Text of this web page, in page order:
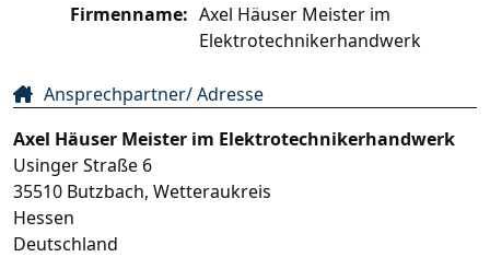
Firmenname: Axel Häuser Meister im
Elektrotechnikerhandwerk
Ansprechpartner/ Adresse
Axel Häuser Meister im Elektrotechnikerhandwerk
Usinger Straße 6
35510 Butzbach, Wetteraukreis
Hessen
Deutschland